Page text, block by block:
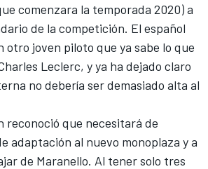
comenzara la temporada 2020) a
de la competición. El español
otro joven piloto que ya sabe lo que
Leclerc, y ya ha dejado claro
no debería ser demasiado alta al
reconoció que necesitará de
adaptación al nuevo monoplaza y a
de Maranello. Al tener solo tres